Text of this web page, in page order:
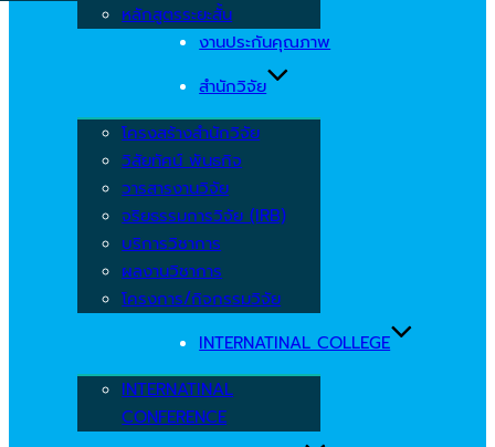
หลักสูตรระยะสั้น
งานประกันคุณภาพ
สำนักวิจัย
โครงสร้างสำนักวิจัย
วิสัยทัศน์ พันธกิจ
วารสารงานวิจัย
จริยธรรมการวิจัย (IRB)
บริการวิชาการ
ผลงานวิชาการ
โครงการ/กิจกรรมวิจัย
INTERNATINAL COLLEGE
INTERNATINAL
CONFERENCE